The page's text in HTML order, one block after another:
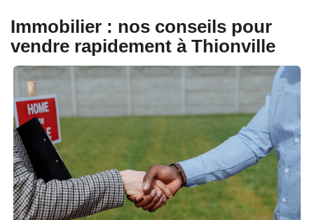
Immobilier : nos conseils pour
vendre rapidement à Thionville